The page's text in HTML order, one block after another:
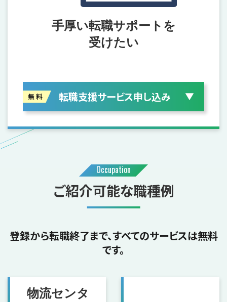
手厚い転職サポートを
受けたい
転職支援サービス申し込み
Occupation
ご紹介可能な職種例
登録から転職終了まで、すべてのサービスは無料
です。
物流センタ